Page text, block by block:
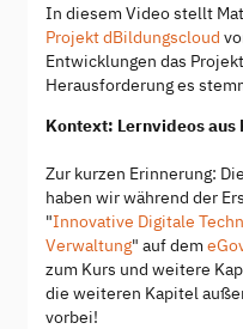
In diesem Video stellt
Projekt dBildungscloud
Entwicklungen das
Herausforderung es
Kontext: Lernvideos
Zur kurzen Erinnerung:
haben wir während der
"Innovative Digitale
Verwaltung" auf dem
zum Kurs und weitere
die weiteren Kapitel
vorbei!